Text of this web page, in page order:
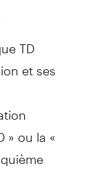
TD
et ses
» ou la «